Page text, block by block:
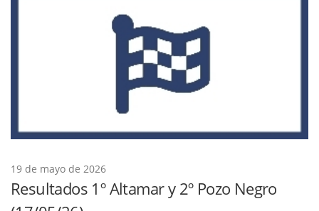
19 de mayo de 2026
Resultados 1º Altamar y 2º Pozo Negro